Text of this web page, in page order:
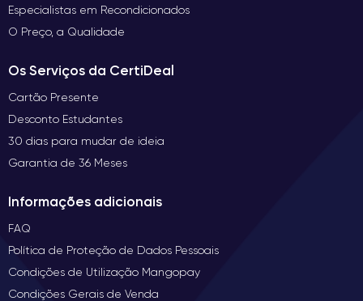
Especialistas em Recondicionados
O Preço, a Qualidade
Os Serviços da CertiDeal
Cartão Presente
Desconto Estudantes
30 dias para mudar de ideia
Garantia de 36 Meses
Informações adicionais
FAQ
Política de Proteção de Dados Pessoais
Condições de Utilização Mangopay
Condições Gerais de Venda